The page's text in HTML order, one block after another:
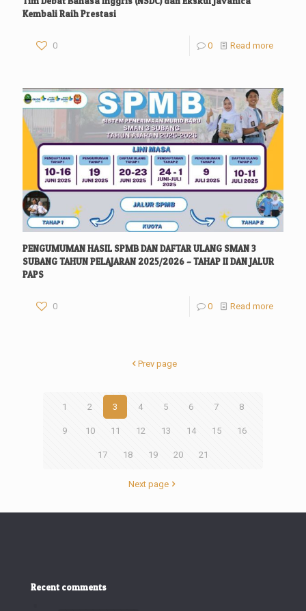
Kembali Raih Prestasi
0 0 Read more
PENGUMUMAN HASIL SPMB DAN DAFTAR ULANG SMAN 3
SUBANG TAHUN PELAJARAN 2025/2026 – TAHAP II DAN JALUR
PAPS
0 0 Read more
Prev page
1 2 3 4 5 6 7 8
9 10 11 12 13 14 15 16
17 18 19 20 21
Next page
Recent comments